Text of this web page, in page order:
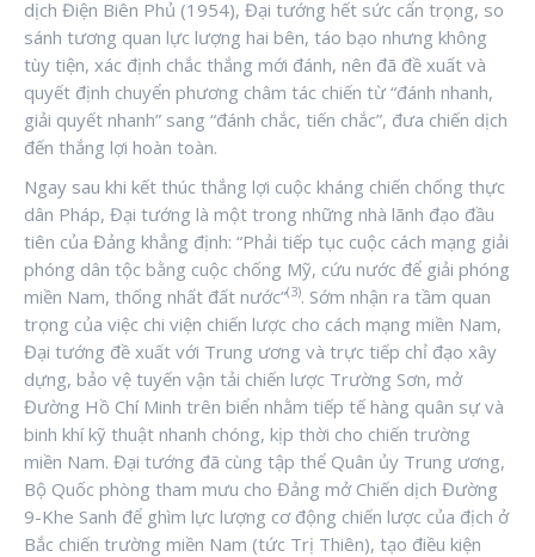
dịch Điện Biên Phủ (1954), Đại tướng hết sức cẩn trọng, so
sánh tương quan lực lượng hai bên, táo bạo nhưng không
tùy tiện, xác định chắc thắng mới đánh, nên đã đề xuất và
quyết định chuyển phương châm tác chiến từ “đánh nhanh,
giải quyết nhanh” sang “đánh chắc, tiến chắc”, đưa chiến dịch
đến thắng lợi hoàn toàn.
Ngay sau khi kết thúc thắng lợi cuộc kháng chiến chống thực
dân Pháp, Đại tướng là một trong những nhà lãnh đạo đầu
tiên của Đảng khẳng định: “Phải tiếp tục cuộc cách mạng giải
phóng dân tộc bằng cuộc chống Mỹ, cứu nước để giải phóng
miền Nam, thống nhất đất nước”(3). Sớm nhận ra tầm quan
trọng của việc chi viện chiến lược cho cách mạng miền Nam,
Đại tướng đề xuất với Trung ương và trực tiếp chỉ đạo xây
dựng, bảo vệ tuyến vận tải chiến lược Trường Sơn, mở
Đường Hồ Chí Minh trên biển nhằm tiếp tế hàng quân sự và
binh khí kỹ thuật nhanh chóng, kịp thời cho chiến trường
miền Nam. Đại tướng đã cùng tập thể Quân ủy Trung ương,
Bộ Quốc phòng tham mưu cho Đảng mở Chiến dịch Đường
9-Khe Sanh để ghìm lực lượng cơ động chiến lược của địch ở
Bắc chiến trường miền Nam (tức Trị Thiên), tạo điều kiện